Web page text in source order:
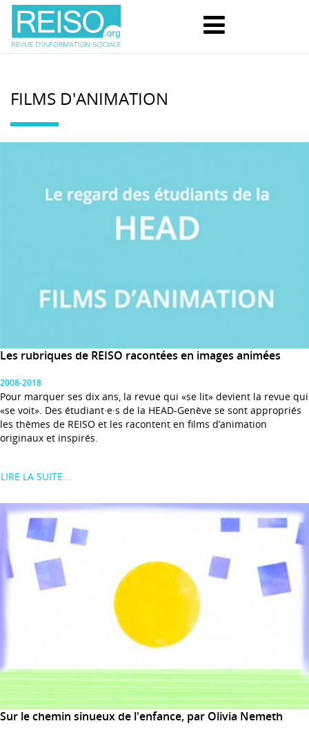
FILMS D'ANIMATION
Les rubriques de REISO racontées en images animées
2008-2018
Pour marquer ses dix ans, la revue qui «se lit» devient la revue qui
«se voit». Des étudiant·e·s de la HEAD-Genève se sont appropriés
les thèmes de REISO et les racontent en films d’animation
originaux et inspirés.
LIRE LA SUITE...
Sur le chemin sinueux de l'enfance, par Olivia Nemeth